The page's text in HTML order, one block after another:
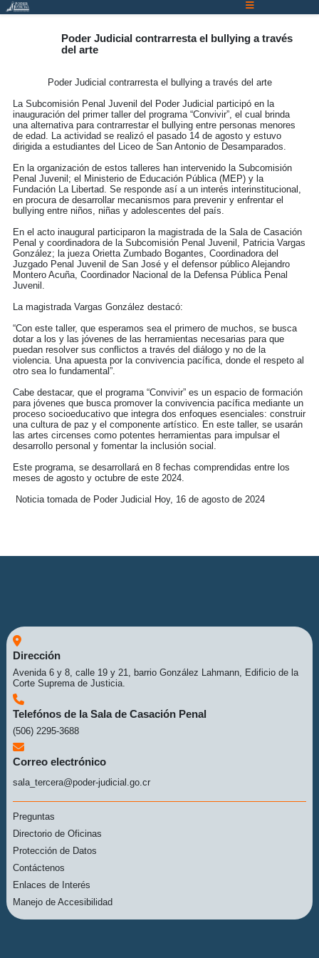
Atención:
sistema
accesibilidad.
Poder Judicial contrarresta el bullying a través
del arte
Poder Judicial contrarresta el bullying a través del arte
La Subcomisión Penal Juvenil del Poder Judicial participó en la
inauguración del primer taller del programa “Convivir”, el cual brinda
una alternativa para contrarrestar el bullyingentre personas menores
de edad. La actividad se realizó el pasado 14 de agosto y estuvo
dirigida a estudiantes del Liceo de San Antonio de Desamparados.
En la organización de estos talleres han intervenido la Subcomisión
Penal Juvenil; el Ministerio de Educación Pública (MEP) y la
Fundación La Libertad. Se responde así a un interés interinstitucional,
en procura de desarrollar mecanismos para prevenir y enfrentar el
bullyingentre niños, niñas y adolescentes del país.
En el acto inaugural participaron la magistrada de la Sala de Casación
Penal y coordinadora de la Subcomisión Penal Juvenil, Patricia Vargas
González; la jueza Orietta Zumbado Bogantes, Coordinadora del
Juzgado Penal Juvenil de San José y el defensor público Alejandro
Montero Acuña, Coordinador Nacional de la Defensa Pública Penal
Juvenil.
La magistrada Vargas González destacó:
“Con este taller, que esperamos sea el primero de muchos, se busca
dotar a los y las jóvenes de las herramientas necesarias para que
puedan resolver sus conflictos a través del diálogo y no de la
violencia. Una apuesta por la convivencia pacífica, donde el respeto al
otro sea lo fundamental”.
Cabe destacar, que el programa “Convivir” es un espacio de formación
para jóvenes que busca promover la convivencia pacífica mediante un
proceso socioeducativo que integra dos enfoques esenciales: construir
una cultura de paz y el componente artístico. En este taller, se usarán
las artes circenses como potentes herramientas para impulsar el
desarrollo personal y fomentar la inclusión social.
Este programa, se desarrollará en 8 fechas comprendidas entre los
meses de agosto y octubre de este 2024.
Noticia tomada de Poder Judicial Hoy, 16 de agosto de 2024
Dirección
Avenida 6 y 8, calle 19 y 21, barrio González Lahmann, Edificio de la
Corte Suprema de Justicia.
Telefónos de la Sala de Casación Penal
(506) 2295-3688
Correo electrónico
sala_tercera@poder-judicial.go.cr
Preguntas
Directorio de Oficinas
Protección de Datos
Contáctenos
Enlaces de Interés
Manejo de Accesibilidad